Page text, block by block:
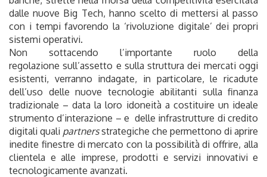
dalle nuove Big Tech, hanno scelto di mettersi al passo
con i tempi favorendo la ‘rivoluzione digitale’ dei propri
sistemi operativi.
Non sottacendo l’importante ruolo della
regolazione sull’assetto e sulla struttura dei mercati oggi
esistenti, verranno indagate, in particolare, le ricadute
dell’uso delle nuove tecnologie abilitanti sulla finanza
tradizionale – data la loro idoneità a costituire un ideale
strumento d’interazione – e delle infrastrutture di credito
digitali quali partnersstrategiche che permettono di aprire
inedite finestre di mercato con la possibilità di offrire, alla
clientela e alle imprese, prodotti e servizi innovativi e
tecnologicamente avanzati.